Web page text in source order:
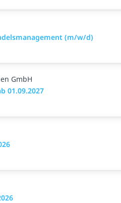
(m/w/d)
GmbH
01.09.2027